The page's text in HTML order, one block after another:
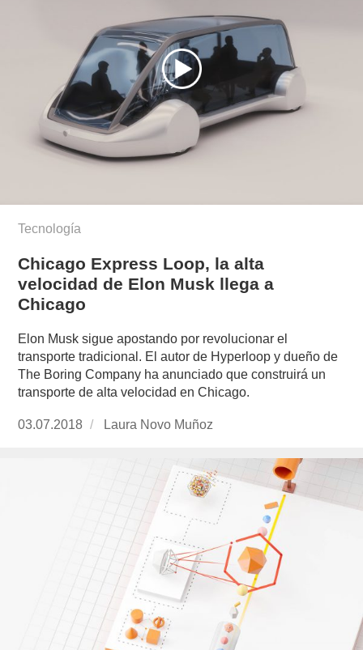
Tecnología
Chicago Express Loop, la alta
velocidad de Elon Musk llega a
Chicago
Elon Musk sigue apostando por revolucionar el
transporte tradicional. El autor de Hyperloop y dueño de
The Boring Company ha anunciado que construirá un
transporte de alta velocidad en Chicago.
Publicado
03.07.2018
https://www.experimenta.es/author/laura-
Laura Novo Muñoz